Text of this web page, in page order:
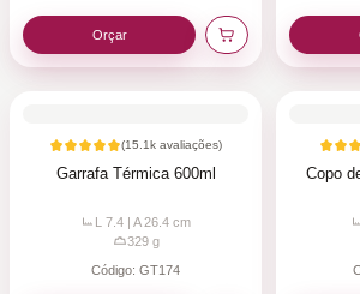
Orçar
(15.1k avaliações)
Garrafa Térmica 600ml
L 7.4 | A 26.4 cm
329g
Código: GT174
Copo